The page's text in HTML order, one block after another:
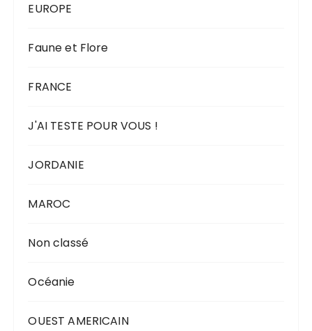
EUROPE
Faune et Flore
FRANCE
J'AI TESTE POUR VOUS !
JORDANIE
MAROC
Non classé
Océanie
OUEST AMERICAIN